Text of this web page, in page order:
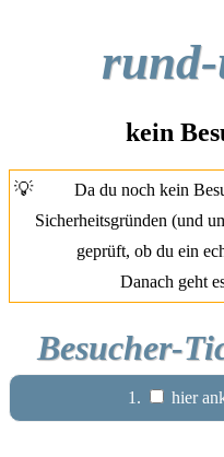
rund-
kein
💡
Da du noch kein
Sicherheitsgründen (und
geprüft, ob du ein
Danach geht
Besucher-
1. hier